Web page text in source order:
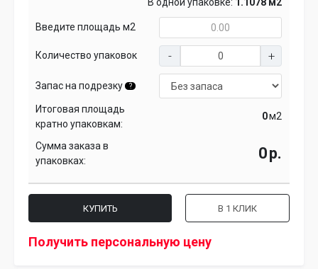
Введите площадь м2
Количество упаковок
Запас на подрезку ?
Итоговая площадь
кратно упаковкам:
м2
Сумма заказа в
упаковках:
р.
КУПИТЬ В 1 КЛИК
Получить персональную цену